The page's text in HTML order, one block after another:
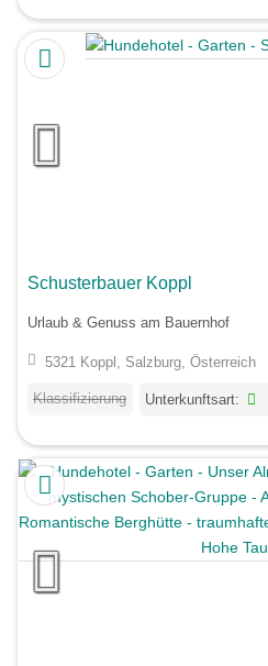
Schusterbauer Koppl
Urlaub & Genuss am Bauernhof
5321 Koppl, Salzburg, Österreich
Klassifizierung Unterkunftsart: